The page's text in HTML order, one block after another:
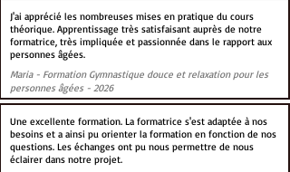
J'ai apprécié les nombreuses mises en pratique du cours
théorique. Apprentissage très satisfaisant auprès de notre
formatrice, très impliquée et passionnée dans le rapport aux
personnes âgées.
Maria - Formation Gymnastique douce et relaxation pour les
personnes âgées - 2026
Une excellente formation. La formatrice s'est adaptée à nos
besoins et a ainsi pu orienter la formation en fonction de nos
questions. Les échanges ont pu nous permettre de nous
éclairer dans notre projet.